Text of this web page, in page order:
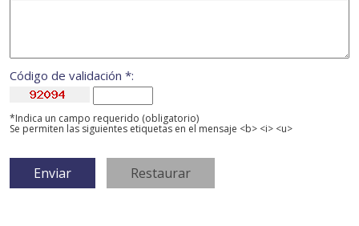
Código de validación *:
*Indica un campo requerido (obligatorio)
Se permiten las siguientes etiquetas en el mensaje <b> <i> <u>